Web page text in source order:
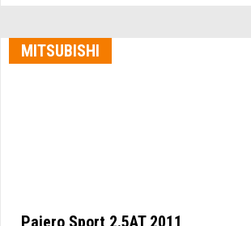
MITSUBISHI
Pajero Sport 2.5AT 2011